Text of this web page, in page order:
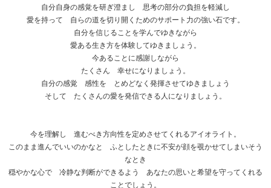
自分自身の感覚を研ぎ澄まし 思考の部分の負担を軽減し
愛を持って 自らの道を切り開くためのサポート力の強い石です。
自分を信じることを学んでゆきながら
愛ある生き方を体験してゆきましょう。
今あることに感謝しながら
たくさん 幸せになりましょう。
自分の感覚 感性を とめどなく発揮させてゆきましょう
そして たくさんの愛を発信できる人になりましょう。
今を理解し 進むべき方向性を定めさせてくれるアイオライト。
このまま進んでいいのかなと ふとしたときに不安が顔を覗かせてしまいそう
なとき
穏やかな心で 冷静な判断ができるよう あなたの思いと希望を守ってくれる
ことでしょう。